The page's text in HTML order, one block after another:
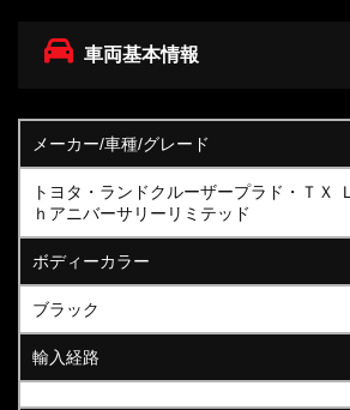
車両基本情報
メーカー/車種/グレード
トヨタ・ランドクルーザープラド・ＴＸ
ｈアニバーサリーリミテッド
ボディーカラー
ブラック
輸入経路